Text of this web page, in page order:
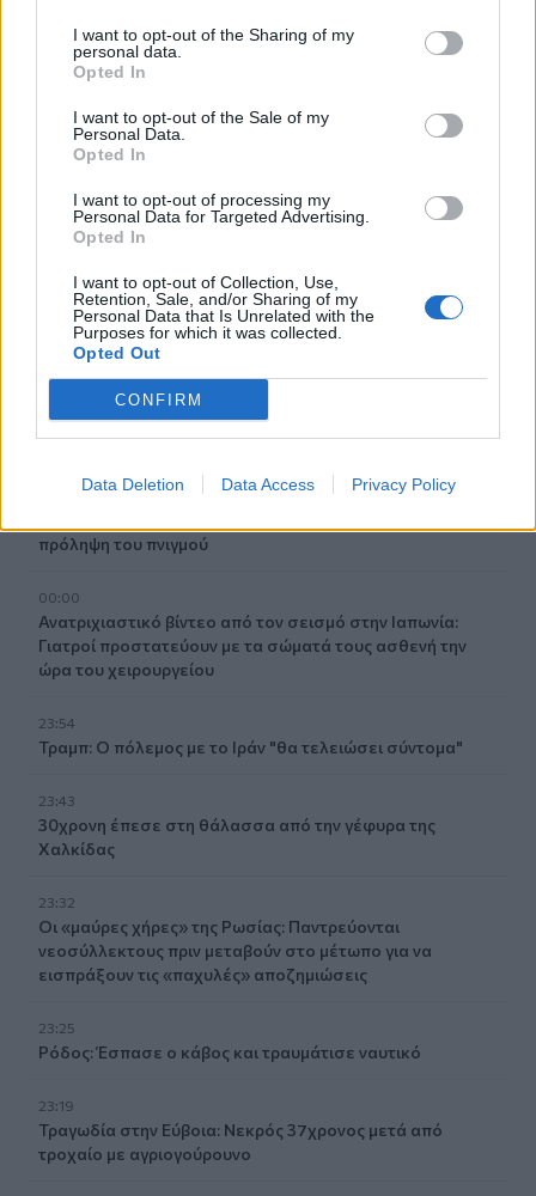
I want to opt-out of the Sharing of my
personal data.
Opted In
I want to opt-out of the Sale of my
Personal Data.
Opted In
I want to opt-out of processing my
Personal Data for Targeted Advertising.
Opted In
I want to opt-out of Collection, Use,
Retention, Sale, and/or Sharing of my
Personal Data that Is Unrelated with the
Purposes for which it was collected.
Opted Out
CONFIRM
Data Deletion Data Access Privacy Policy
Ergoprolipsis
ESG
Κλιματικός νόμος Ξενοδοχεία Τουρισμός
ΣΤΕΊΛΕ ΤΗΝ ΕΊΔΗΣΗ
Ροή ειδήσεων
πρόληψη του πνιγμού
00:00
Ανατριχιαστικό βίντεο από τον σεισμό στην Ιαπωνία:
Γιατροί προστατεύουν με τα σώματά τους ασθενή την
ώρα του χειρουργείου
23:54
Τραμπ: Ο πόλεμος με το Ιράν "θα τελειώσει σύντομα"
23:43
30χρονη έπεσε στη θάλασσα από την γέφυρα της
Χαλκίδας
23:32
Οι «μαύρες χήρες» της Ρωσίας: Παντρεύονται
νεοσύλλεκτους πριν μεταβούν στο μέτωπο για να
εισπράξουν τις «παχυλές» αποζημιώσεις
23:25
Ρόδος: Έσπασε ο κάβος και τραυμάτισε ναυτικό
23:19
Τραγωδία στην Εύβοια: Νεκρός 37χρονος μετά από
τροχαίο με αγριογούρουνο